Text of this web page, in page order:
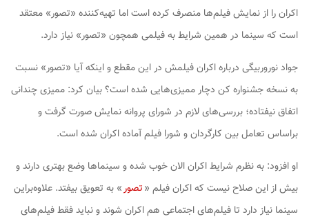
اکران را از نمایش فیلم‌ها منصرف کرده است اما تهیه‌کننده «تصور» معتقد
است که سینما در همین شرایط به فیلمی همچون «تصور» نیاز دارد.
جواد نوروربیگی درباره اکران فیلمش در این مقطع و اینکه آیا «تصور» نسبت
به نسخه جشنواره کن دچار ممیزی‌هایی شده است؟ بیان کرد: ممیزی‌ چندانی
اتفاق نیفتاده؛ بررسی‌های لازم در شورای پروانه نمایش صورت گرفت و
براساس تعامل‌ بین کارگردان و شورا فیلم آماده اکران شده است.
او افزود: به نظرم شرایط اکران الان خوب شده و سینماها وضع بهتری دارند و
بیش از این صلاح نیست که اکران فیلم «تصور» به تعویق بیفتد. علاوه‌براین
سینما نیاز دارد تا فیلم‌های اجتماعی هم اکران شوند و نباید فقط فیلم‌های